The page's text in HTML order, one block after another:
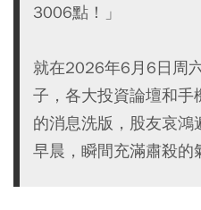
3006點！」
就在2026年6月6日周
子，各大投資論壇和手
的消息洗版，股友哀
早晨，瞬間充滿肅殺的